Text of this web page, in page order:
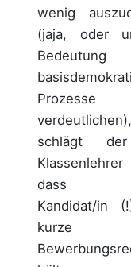
wenig
(jaja, oder
Bedeutung
verdeutlichen),
schlägt
dass
Kandidat/in
kurze